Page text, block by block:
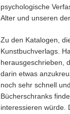
psychologische
Alter und unseren
Zu den Katalogen,
Kunstbuchverlags.
herausgeschrieben,
darin etwas
noch sehr schnell
Bücherschranks
interessieren würde.